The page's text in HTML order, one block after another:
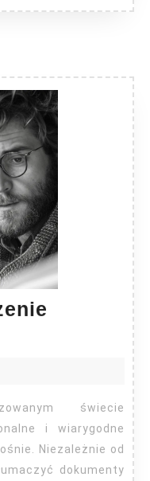
i wiarygodne
Niezależnie od
dokumenty